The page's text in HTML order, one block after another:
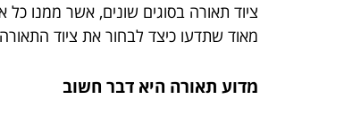
ציוד תאורה בסוגים שונים, אשר ממנו
מאוד שתדעו כיצד לבחור את ציוד
מדוע תאורה היא דבר חשוב